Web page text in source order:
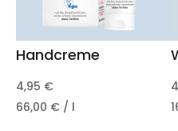
Handcreme
4,95 €
66,00 € / l